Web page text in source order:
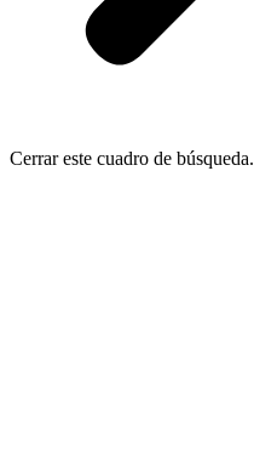
Cerrar este cuadro de búsqueda.